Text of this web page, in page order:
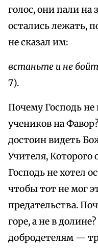
голос, они пали
остались лежать,
не сказал им:
встаньте и не
7).
Почему Господь не
учеников на
достоин видеть
Учителя, Которого
Господь не хотел
чтобы тот не мог
предательства.
горе, а не в
добродетелям —